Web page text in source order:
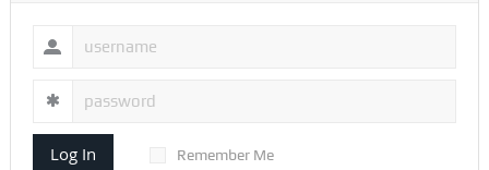
Log In Remember Me